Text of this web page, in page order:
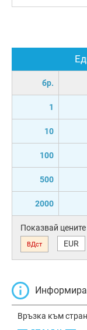
бр.
1
10
100
500
2000
Показвай
ВДст EUR
Връзка към